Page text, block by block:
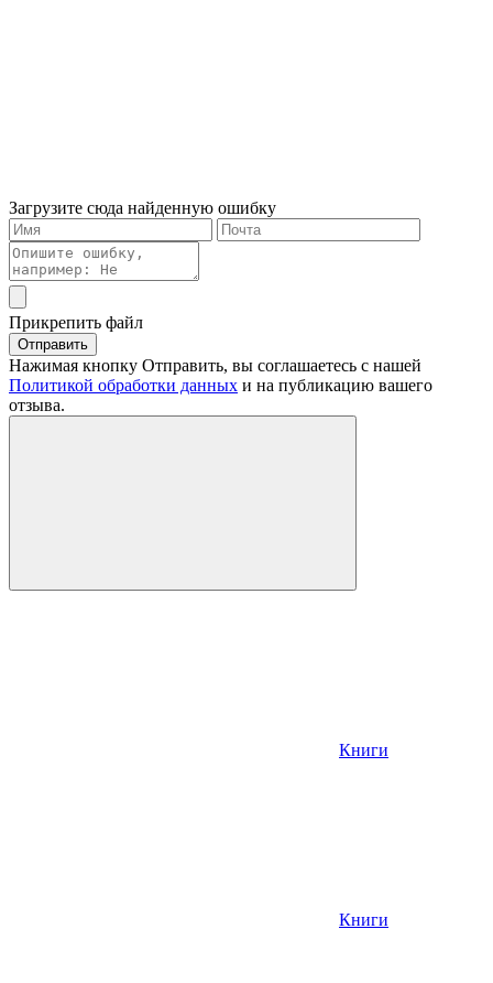
Загрузите сюда найденную ошибку
Прикрепить файл
Отправить
Нажимая кнопку Отправить, вы соглашаетесь с нашей
Политикой обработки данных и на публикацию вашего
отзыва.
Книги
Книги